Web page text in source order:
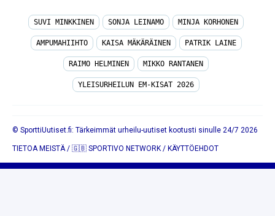
SUVI MINKKINEN SONJA LEINAMO MINJA KORHONEN
AMPUMAHIIHTO KAISA MÄKÄRÄINEN PATRIK LAINE
RAIMO HELMINEN MIKKO RANTANEN
YLEISURHEILUN EM-KISAT 2026
© SporttiUutiset.fi: Tärkeimmät urheilu-uutiset kootusti sinulle 24/7 2026
TIETOA MEISTÄ/ 🇬🇧 SPORTIVO NETWORK / KÄYTTÖEHDOT